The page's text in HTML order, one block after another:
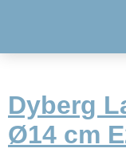
Dyberg
Ø14 cm